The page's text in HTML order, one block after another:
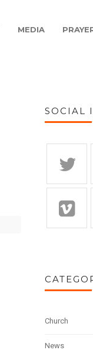
MEDIA
SOCIAL
Church
News